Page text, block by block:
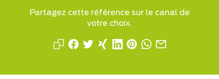
Partagez cette référence sur le canal de
votre choix.